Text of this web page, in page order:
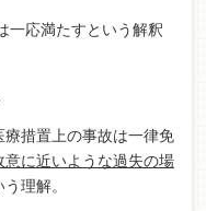
一応満たすという解釈
措置上の事故は一律免
意に近いような過失の場
理解。